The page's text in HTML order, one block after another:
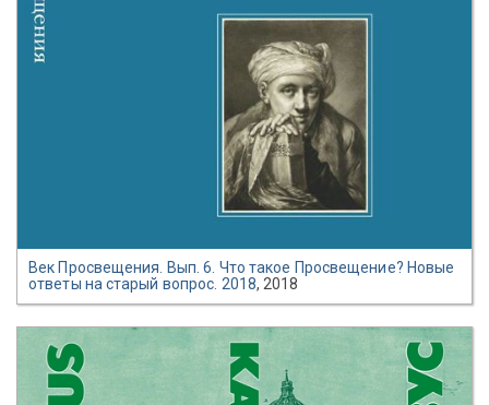
Век Просвещения. Вып. 6. Что такое Просвещение? Новые
ответы на старый вопрос. 2018, 2018